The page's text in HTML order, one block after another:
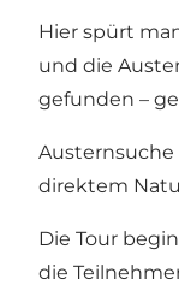
Hier spürt
und die
gefunden –
direktem
Die Tour
die